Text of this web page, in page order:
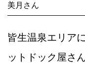
美月さん
皆生温泉エリア
ットドック屋さ